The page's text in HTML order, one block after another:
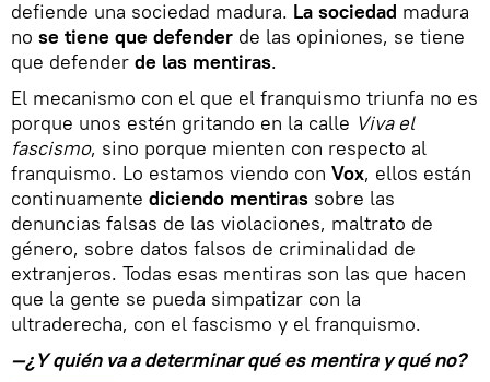
defiende una sociedad madura. La sociedad madura
no se tiene que defender de las opiniones, se tiene
que defender de las mentiras.
El mecanismo con el que el franquismo triunfa no es
porque unos estén gritando en la calle Viva el
fascismo, sino porque mienten con respecto al
franquismo. Lo estamos viendo con Vox, ellos están
continuamente diciendo mentiras sobre las
denuncias falsas de las violaciones, maltrato de
género, sobre datos falsos de criminalidad de
extranjeros. Todas esas mentiras son las que hacen
que la gente se pueda simpatizar con la
ultraderecha, con el fascismo y el franquismo.
—¿Y quién va a determinar qué es mentira y qué no?